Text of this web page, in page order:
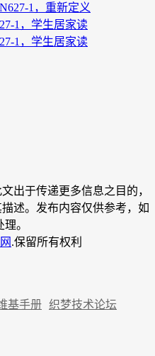
1，重新定义
1，学生居家读
1，学生居家读
出于传递更多信息之目的，
述。发布内容仅供参考，如
。
.保留所有权利
基手册 织梦技术论坛